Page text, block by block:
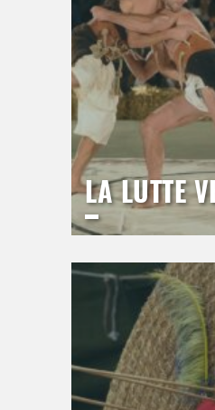
LA LUTTE
Vendredi18
20h00
Hors saison